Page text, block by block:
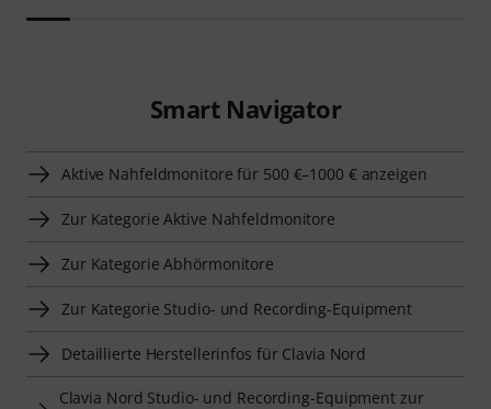
Smart Navigator
Aktive Nahfeldmonitore für 500 €–1000 € anzeigen
Zur Kategorie Aktive Nahfeldmonitore
Zur Kategorie Abhörmonitore
Zur Kategorie Studio- und Recording-Equipment
Detaillierte Herstellerinfos für Clavia Nord
Clavia Nord Studio- und Recording-Equipment zur